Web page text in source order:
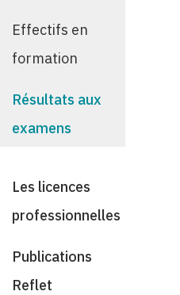
Effectifs en
formation
Résultats aux
examens
Les licences
professionnelles
Publications
Reflet